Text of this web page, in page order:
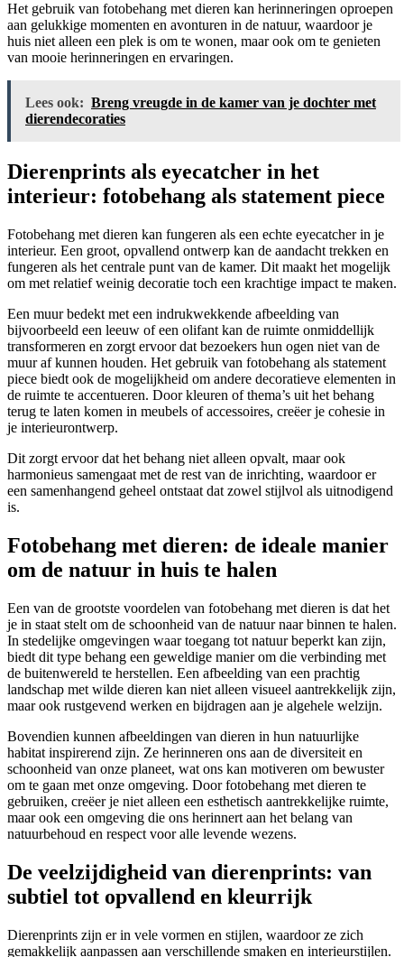
Het gebruik van fotobehang met dieren kan herinneringen oproepen
aan gelukkige momenten en avonturen in de natuur, waardoor je
huis niet alleen een plek is om te wonen, maar ook om te genieten
van mooie herinneringen en ervaringen.
Lees ook: Breng vreugde in de kamer van je dochter met
dierendecoraties
Dierenprints als eyecatcher in het
interieur: fotobehang als statement piece
Fotobehang met dieren kan fungeren als een echte eyecatcher in je
interieur. Een groot, opvallend ontwerp kan de aandacht trekken en
fungeren als het centrale punt van de kamer. Dit maakt het mogelijk
om met relatief weinig decoratie toch een krachtige impact te maken.
Een muur bedekt met een indrukwekkende afbeelding van
bijvoorbeeld een leeuw of een olifant kan de ruimte onmiddellijk
transformeren en zorgt ervoor dat bezoekers hun ogen niet van de
muur af kunnen houden. Het gebruik van fotobehang als statement
piece biedt ook de mogelijkheid om andere decoratieve elementen in
de ruimte te accentueren. Door kleuren of thema’s uit het behang
terug te laten komen in meubels of accessoires, creëer je cohesie in
je interieurontwerp.
Dit zorgt ervoor dat het behang niet alleen opvalt, maar ook
harmonieus samengaat met de rest van de inrichting, waardoor er
een samenhangend geheel ontstaat dat zowel stijlvol als uitnodigend
is.
Fotobehang met dieren: de ideale manier
om de natuur in huis te halen
Een van de grootste voordelen van fotobehang met dieren is dat het
je in staat stelt om de schoonheid van de natuur naar binnen te halen.
In stedelijke omgevingen waar toegang tot natuur beperkt kan zijn,
biedt dit type behang een geweldige manier om die verbinding met
de buitenwereld te herstellen. Een afbeelding van een prachtig
landschap met wilde dieren kan niet alleen visueel aantrekkelijk zijn,
maar ook rustgevend werken en bijdragen aan je algehele welzijn.
Bovendien kunnen afbeeldingen van dieren in hun natuurlijke
habitat inspirerend zijn. Ze herinneren ons aan de diversiteit en
schoonheid van onze planeet, wat ons kan motiveren om bewuster
om te gaan met onze omgeving. Door fotobehang met dieren te
gebruiken, creëer je niet alleen een esthetisch aantrekkelijke ruimte,
maar ook een omgeving die ons herinnert aan het belang van
natuurbehoud en respect voor alle levende wezens.
De veelzijdigheid van dierenprints: van
subtiel tot opvallend en kleurrijk
Dierenprints zijn er in vele vormen en stijlen, waardoor ze zich
gemakkelijk aanpassen aan verschillende smaken en interieurstijlen.